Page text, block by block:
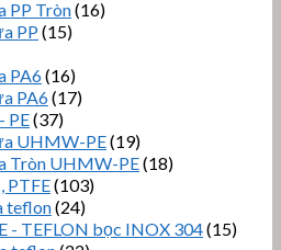
PP Tròn(16)
PP (15)
PA6(16)
PA6(17)
PE(37)
UHMW-PE(19)
Tròn UHMW-PE(18)
PTFE(103)
teflon(24)
- TEFLON bọc INOX 304(15)